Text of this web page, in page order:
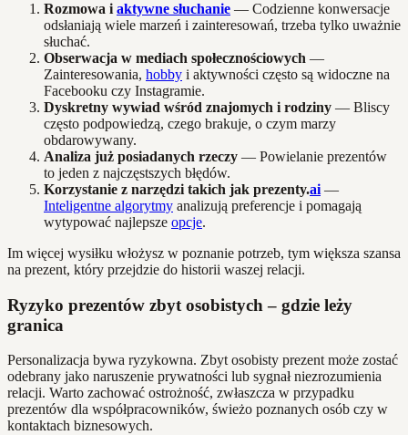
Rozmowa i aktywne słuchanie — Codzienne konwersacje
odsłaniają wiele marzeń i zainteresowań, trzeba tylko uważnie
słuchać.
Obserwacja w mediach społecznościowych —
Zainteresowania, hobby i aktywności często są widoczne na
Facebooku czy Instagramie.
Dyskretny wywiad wśród znajomych i rodziny — Bliscy
często podpowiedzą, czego brakuje, o czym marzy
obdarowywany.
Analiza już posiadanych rzeczy — Powielanie prezentów
to jeden z najczęstszych błędów.
Korzystanie z narzędzi takich jak prezenty.ai —
Inteligentne algorytmy analizują preferencje i pomagają
wytypować najlepsze opcje.
Im więcej wysiłku włożysz w poznanie potrzeb, tym większa szansa
na prezent, który przejdzie do historii waszej relacji.
Ryzyko prezentów zbyt osobistych – gdzie leży
granica
Personalizacja bywa ryzykowna. Zbyt osobisty prezent może zostać
odebrany jako naruszenie prywatności lub sygnał niezrozumienia
relacji. Warto zachować ostrożność, zwłaszcza w przypadku
prezentów dla współpracowników, świeżo poznanych osób czy w
kontaktach biznesowych.